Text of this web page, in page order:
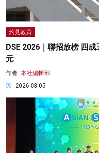
灼見教育
DSE 2026｜聯招放榜 四
元
作者: 本社編輯部
2026-08-05